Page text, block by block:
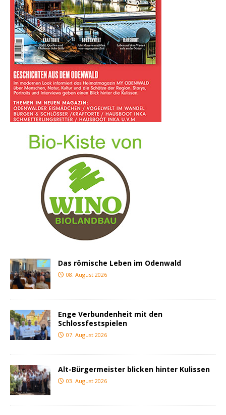
Das römische Leben im Odenwald
08. August 2026
Enge Verbundenheit mit den
Schlossfestspielen
07. August 2026
Alt-Bürgermeister blicken hinter Kulissen
03. August 2026